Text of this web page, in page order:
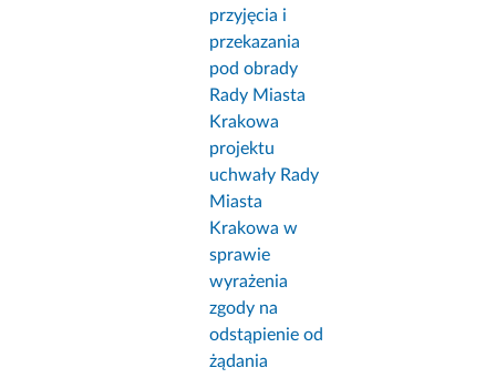
przyjęcia i
przekazania
pod obrady
Rady Miasta
Krakowa
projektu
uchwały Rady
Miasta
Krakowa w
sprawie
wyrażenia
zgody na
odstąpienie od
żądania